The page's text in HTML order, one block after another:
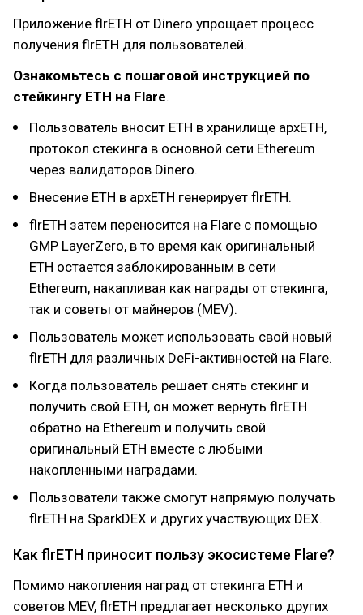
Приложение flrETH от Dinero упрощает процесс
получения flrETH для пользователей.
Ознакомьтесь с пошаговой инструкцией по
стейкингу ETH на Flare.
Пользователь вносит ETH в хранилище apxETH,
протокол стекинга в основной сети Ethereum
через валидаторов Dinero.
Внесение ETH в apxETH генерирует flrETH.
flrETH затем переносится на Flare с помощью
GMP LayerZero, в то время как оригинальный
ETH остается заблокированным в сети
Ethereum, накапливая как награды от стекинга,
так и советы от майнеров (MEV).
Пользователь может использовать свой новый
flrETH для различных DeFi-активностей на Flare.
Когда пользователь решает снять стекинг и
получить свой ETH, он может вернуть flrETH
обратно на Ethereum и получить свой
оригинальный ETH вместе с любыми
накопленными наградами.
Пользователи также смогут напрямую получать
flrETH на SparkDEX и других участвующих DEX.
Как flrETH приносит пользу экосистеме Flare?
Помимо накопления наград от стекинга ETH и
советов MEV, flrETH предлагает несколько других